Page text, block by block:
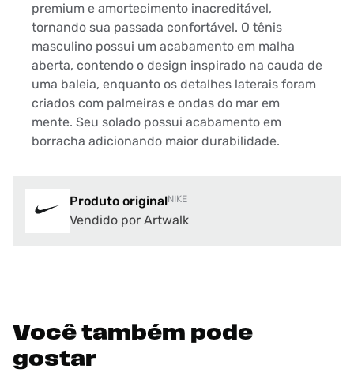
premium e amortecimento inacreditável,
tornando sua passada confortável. O tênis
masculino possui um acabamento em malha
aberta, contendo o design inspirado na cauda de
uma baleia, enquanto os detalhes laterais foram
criados com palmeiras e ondas do mar em
mente. Seu solado possui acabamento em
borracha adicionando maior durabilidade.
Produto originalNIKE
Vendido por Artwalk
Você também pode
gostar